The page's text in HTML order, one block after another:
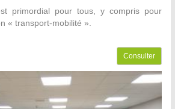
primordial pour tous, y compris pour
« transport-mobilité ».
Consulter